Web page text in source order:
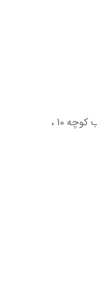
شیراز ، کرونی ، خیابان امام حسین ، جنب کوچه 10 ،